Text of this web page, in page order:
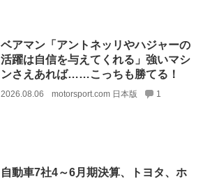
ベアマン「アントネッリやハジャーの
活躍は自信を与えてくれる」強いマシ
ンさえあれば……こっちも勝てる！
2026.08.06 motorsport.com 日本版 1
自動車7社4～6月期決算、トヨタ、ホ